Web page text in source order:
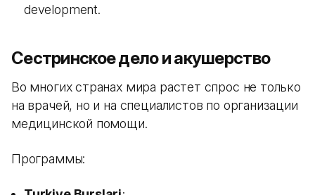
development.
Сестринское дело и акушерство
Во многих странах мира растет спрос не только
на врачей, но и на специалистов по организации
медицинской помощи.
Программы: